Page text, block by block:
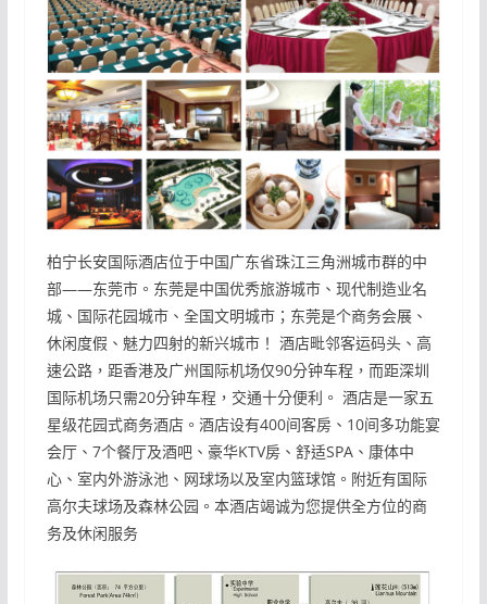
柏宁长安国际酒店位于中国广东省珠江三角洲城市群的中
部——东莞市。东莞是中国优秀旅游城市、现代制造业名
城、国际花园城市、全国文明城市；东莞是个商务会展、
休闲度假、魅力四射的新兴城市！ 酒店毗邻客运码头、高
速公路，距香港及广州国际机场仅90分钟车程，而距深圳
国际机场只需20分钟车程，交通十分便利。 酒店是一家五
星级花园式商务酒店。酒店设有400间客房、10间多功能宴
会厅、7个餐厅及酒吧、豪华KTV房、舒适SPA、康体中
心、室内外游泳池、网球场以及室内篮球馆。附近有国际
高尔夫球场及森林公园。本酒店竭诚为您提供全方位的商
务及休闲服务